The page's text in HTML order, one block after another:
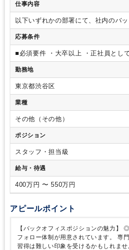
仕事内容
以下いずれかの部署にて、社内のバ
していただきます。事務に挑戦した
方はぜひご応募ください。
で、ご了承ください。
★エントリー
の希望、併願希望などありましたら
い。 【レバテック／コーポレート担当
労務、経理、総務系など間接部門を
問い合わせ対応や契約の承認・契約
う部署です。部内外を問わず複数の
ら、迅速かつ正確にレバテックの架け
正に伴う社内外のルール設計・変更
作成・更新・管理まで、バックオフ
く事業を支える仕事に携わることが
留まらず、企画推進（新規事業、グ
積みたい方には非常におすすめです！
バテックhttps://hrmos.co/pages/
【新卒採用アシスタント】当社グル
バックオフィス業務全般を担うポジシ
ケーションを取り、未来を創る仲間
員の教育担当やマネジメントも行い
部／スタッフ管理担当】障がい者雇
ア」で、障がい者スタッフのマネジ
応募条件
■必須要件 ・大卒以上 ・正社員とし
を2年以上経験している方・目標を立
経験のある方
ソコンスキル、関数スキルがある方（
題を設定し対策まで一貫して行った経
勤務地
東京都渋谷区
業種
その他（その他）
ポジション
スタッフ・担当級
給与・待遇
400万円 〜 550万円
アピールポイント
【バックオフィスポジションの魅力】
◎
フォロー体制が用意されています。
専
習得は難しい印象を受けるかもしれませ